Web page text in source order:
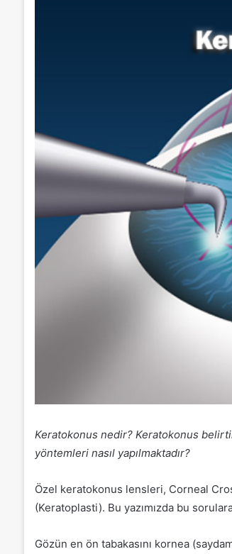
Keratokonus nedir? Keratokonus
yöntemleri nasıl yapılmaktadır?
Özel keratokonus lensleri, Corneal
(Keratoplasti). Bu yazımızda bu
Gözün en ön tabakasını kornea